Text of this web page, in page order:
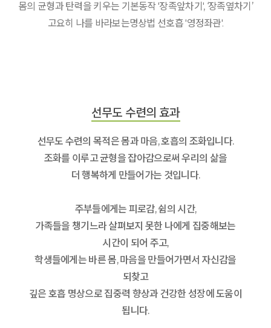
몸의 균형과 탄력을 키우는 기본동작 '장족앞차기', ‘장족옆차기’
고요히 나를 바라보는명상법 선호흡 '영정좌관'.
선무도 수련의 효과
선무도 수련의 목적은 몸과 마음, 호흡의 조화입니다.
조화를 이루고 균형을 잡아감으로써 우리의 삶을
더 행복하게 만들어가는 것입니다.
주부들에게는 피로감, 쉼의 시간,
가족들을 챙기느라 살펴보지 못한 나에게 집중해보는
시간이 되어 주고,
학생들에게는 바른 몸, 마음을 만들어가면서 자신감을
되찾고
깊은 호흡 명상으로 집중력 향상과 건강한 성장에 도움이
됩니다.